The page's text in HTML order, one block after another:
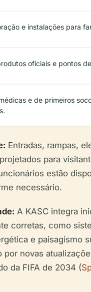
e instalações para
oficiais e pontos
e de primeiros
Entradas, rampas,
para
estão
necessário.
A KASC integra
corretas, como
e paisagismo
por novas
da FIFA de 2034 (